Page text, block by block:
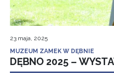
23 maja, 2025
MUZEUM ZAMEK W DĘBNIE
DĘBNO 2025 –